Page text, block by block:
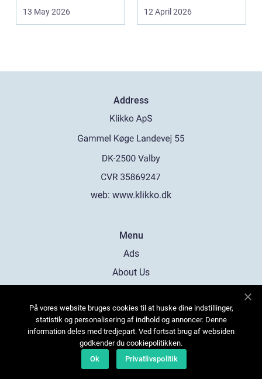
godt bur gi...
13 May 2026
belægningen en helt
centra...
12 April 2026
Address
web: www.klikko.dk
Menu
Ads
About Us
Contact
Sitemap
På vores website bruges cookies til at huske dine indstillinger,
statistik og personalisering af indhold og annoncer. Denne
information deles med tredjepart. Ved fortsat brug af websiden
godkender du cookiepolitikken.
Ok
Privatlivspolitik